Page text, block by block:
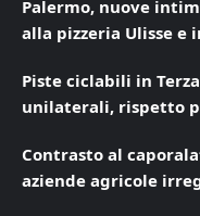
Palermo, nuove
alla pizzeria Ulisse e
Piste ciclabili in
unilaterali, rispetto
Contrasto al
aziende agricole